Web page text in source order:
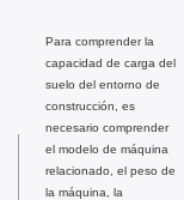
Para comprender la
capacidad de carga del
suelo del entorno de
construcción, es
necesario comprender
el modelo de máquina
relacionado, el peso de
la máquina, la